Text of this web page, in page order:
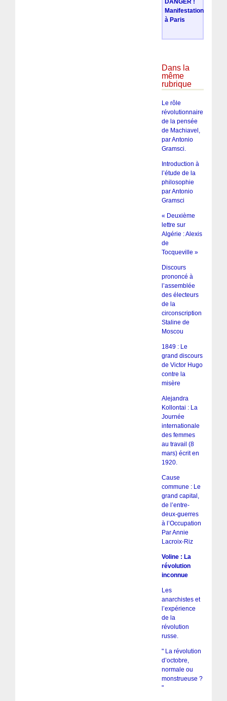
Manifestation
à Paris
Dans la
même
rubrique
Le rôle
révolutionnaire
de la pensée
de Machiavel,
par Antonio
Gramsci.
Introduction à
l’étude de la
philosophie
par Antonio
Gramsci
« Deuxième
lettre sur
Algérie : Alexis
de
Tocqueville »
Discours
prononcé à
l’assemblée
des électeurs
de la
circonscription
Staline de
Moscou
1849 : Le
grand discours
de Victor Hugo
contre la
misère
Alejandra
Kollontai : La
Journée
internationale
des femmes
au travail (8
mars) écrit en
1920.
Cause
commune : Le
grand capital,
de l’entre-
deux-guerres
à l’Occupation
Par Annie
Lacroix-Riz
Voline : La
révolution
inconnue
Les
anarchistes et
l’expérience
de la
révolution
russe.
" La révolution
d’octobre,
normale ou
monstrueuse ?
"